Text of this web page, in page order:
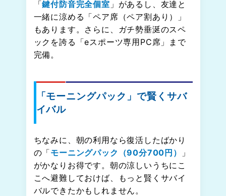
「鍵付防音完全個室 」があるし、友達と
一緒に涼める「ペア席（ペア割あり）」
もあります。さらに、ガチ勢垂涎のスペ
ックを誇る「eスポーツ専用PC席」まで
完備。
「モーニングパック」で賢くサバ
イバル
ちなみに、朝の利用なら復活したばかり
の「モーニングパック（90分700円）
」
がかなりお得です。朝の涼しいうちにこ
こへ避難しておけば、もっと賢くサバイ
バルできたかもしれません。